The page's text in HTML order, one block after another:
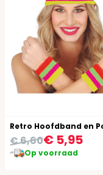
€ 5,95
€ 6,60
Op voorraad